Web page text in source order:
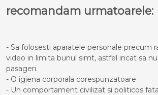
recomandam urmatoarele:
- Sa folosesti aparatele personale precum
video in limita bunul simt, astfel incat sa
pasageri.
- O igiena corporala corespunzatoare
- Un comportament civilizat si politicos